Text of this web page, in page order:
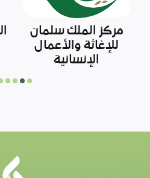
وزارة الزراعة التركية